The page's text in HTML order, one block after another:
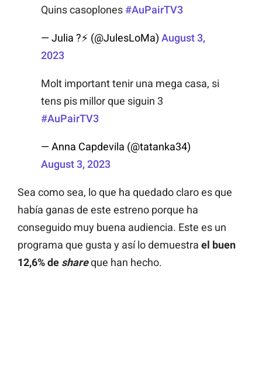
Quins casoplones#AuPairTV3
— Julia ?⚡ (@JulesLoMa) August 3,
2023
Molt important tenir una mega casa, si
tens pis millor que siguin 3
#AuPairTV3
— Anna Capdevila (@tatanka34)
August 3, 2023
Sea como sea, lo que ha quedado claro es que
había ganas de este estreno porque ha
conseguido muy buena audiencia. Este es un
programa que gusta y así lo demuestra el buen
12,6% de shareque han hecho.